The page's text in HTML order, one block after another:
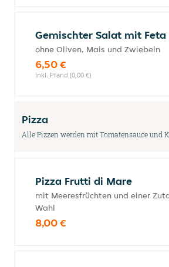
Gemischter Salat mit Feta
ohne Oliven, Mais und Zwiebeln
6,50 €
inkl. Pfand (0,00 €)
Pizza
Alle Pizzen werden mit Tomatensauce und
Pizza Frutti di Mare
mit Meeresfrüchten und einer
Wahl
8,00 €